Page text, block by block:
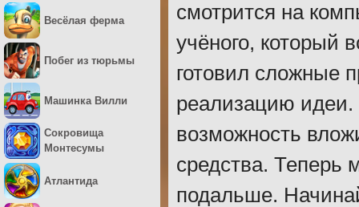
смотрится на
учёного, который
готовил сложные
реализацию
возможность
средства. Теперь
подальше.
Весёлая ферма
Побег из тюрьмы
Машинка Вилли
Сокровища
Монтесумы
Атлантида